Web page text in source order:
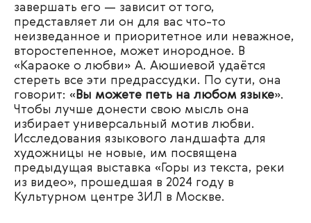
завершать его — зависит от того,
представляет ли он для вас что-то
неизведанное и приоритетное или неважное,
второстепенное, может инородное. В
«Караоке о любви» А. Аюшиевой удаётся
стереть все эти предрассудки. По сути, она
говорит: « Вы можете петь на любом языке».
Чтобы лучше донести свою мысль она
избирает универсальный мотив любви.
Исследования языкового ландшафта для
художницы не новые, им посвящена
предыдущая выставка «Горы из текста, реки
из видео», прошедшая в 2024 году в
Культурном центре ЗИЛ в Москве.